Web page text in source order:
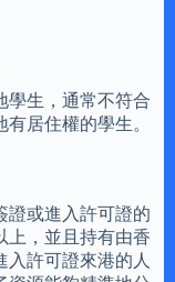
學生，通常不符合
居住權的學生。
證或進入許可證的
上，並且持有由香
許可證來港的人